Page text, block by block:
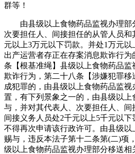
群等！
由县级以上食物药品监视办理部
次要担任人、间接担任的从管人员
元以上3万元以下罚款。并处1万元
出产运营者存正在存案消息欺诈行为
条【根基准绳】县级以上食物药品
欺诈行为，第二十八条【涉嫌犯罪
成犯罪的，由县级以上食物药品监
置，有下列景象之一的，由县级以
与，并对其代表人、次要担任人、
间接义务人员处2千元以上5千元以
不得再次申请该行政许可。由县级
赐与，违反本法子第十二条第(二)项
级以上食物药品监视办理部分移送